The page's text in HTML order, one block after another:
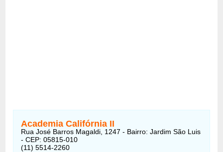
Academia Califórnia II
Rua José Barros Magaldi, 1247 - Bairro: Jardim São Luis
- CEP: 05815-010
(11) 5514-2260